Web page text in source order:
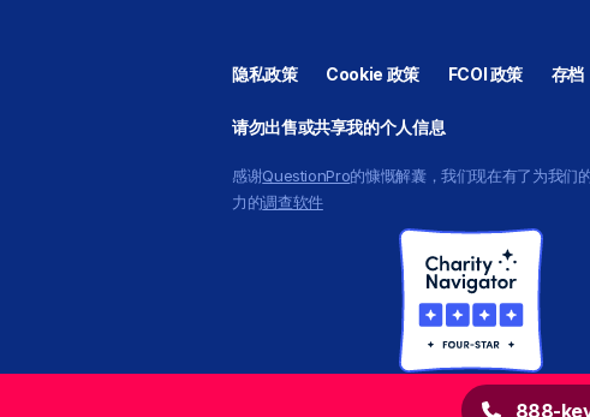
888-
隐私政策 Cookie 政策 FCOI 政策 存档
请勿出售或共享我的个人信息
感谢QuestionPro的慷慨解囊，我们现在有了为我们
力的调查软件